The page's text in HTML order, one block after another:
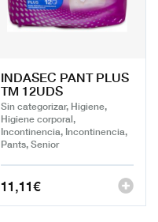
INDASEC PANT PLUS
TM 12UDS
Sin categorizar, Higiene,
Higiene corporal,
Incontinencia, Incontinencia,
Pants, Senior
11,11€